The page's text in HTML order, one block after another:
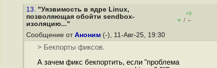
13. "Уязвимость в ядре Linux,
позволяющая обойти sendbox-
изоляцию..."
+2
+ / –
Сообщение от Аноним (-), 11-Авг-25, 19:30
> Бекпорты фиксов.
А зачем фикс бекпортить, если "проблема